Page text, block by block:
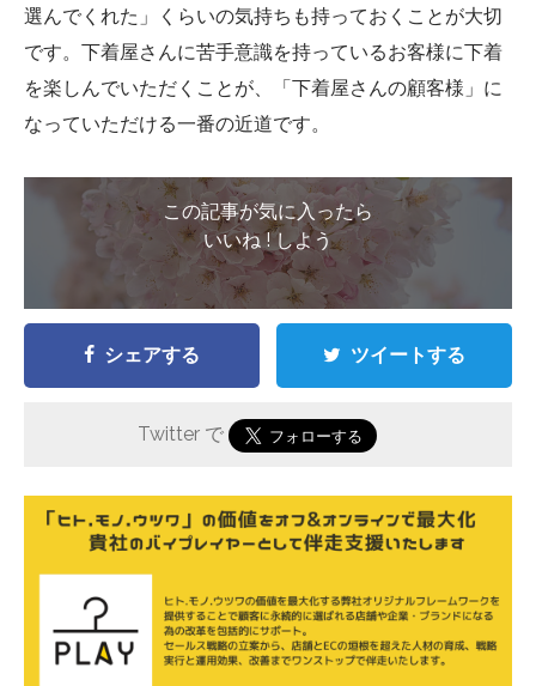
選んでくれた」くらいの気持ちも持っておくことが大切
です。下着屋さんに苦手意識を持っているお客様に下着
を楽しんでいただくことが、「下着屋さんの顧客様」に
なっていただける一番の近道です。
この記事が気に入ったら
いいね ! しよう
シェアする ツイートする
Twitter で